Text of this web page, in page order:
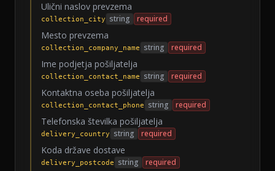
Ulični naslov prevzema
collection_city string required
Mesto prevzema
collection_company_name string required
Ime podjetja pošiljatelja
collection_contact_name string required
Kontaktna oseba pošiljatelja
collection_contact_phone string required
Telefonska številka pošiljatelja
delivery_country string required
Koda države dostave
delivery_postcode string required